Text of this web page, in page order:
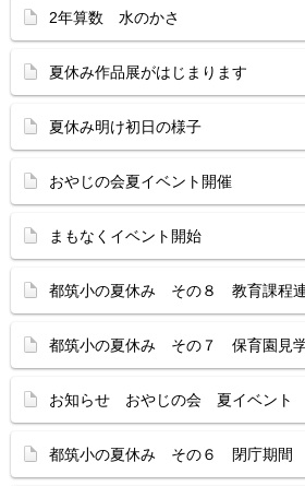
2年算数 水のかさ
夏休み作品展がはじまります
夏休み明け初日の様子
おやじの会夏イベント開催
まもなくイベント開始
都筑小の夏休み その８ 教育課程
都筑小の夏休み その７ 保育園見
お知らせ おやじの会 夏イベント
都筑小の夏休み その６ 閉庁期間